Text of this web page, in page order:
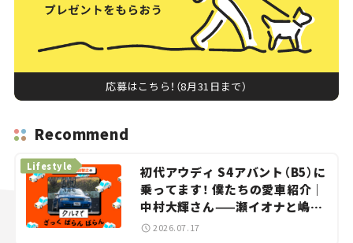
応募はこちら！（8月31日まで）
Recommend
初代アウディ S4アバント（B5）に
乗ってます！ 僕たちの愛車紹介｜
中村大輝さん——瀬イオナと嶋田
智之の「クルマでざっくばらんば
Lifestyle
2026.07.17